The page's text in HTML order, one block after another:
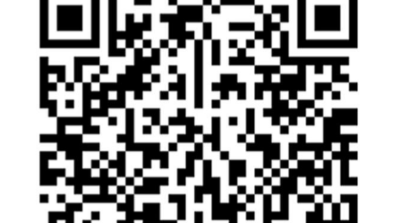
Yasal Duyurular
Bilgi Toplumu Hizmetleri
Kişisel Verilerin Korunması
YTM - Zamanaşımına Uğrayacak Emanet ve Alacaklar
Kamuyu Aydınlatma Esaslarına İlişkin Duyuru